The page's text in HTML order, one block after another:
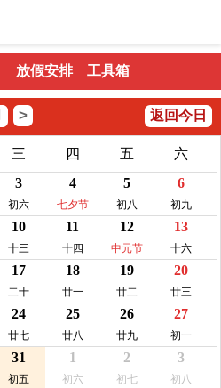
放假安排 工具箱
> 返回今日
三 四 五
六
3
初六
4
七夕节
5
初八
6
初九
10
十三
11
十四
12
中元节
13
十六
17
二十
18
廿一
19
廿二
20
廿三
24
廿七
25
廿八
26
廿九
27
初一
31
初五
1
初六
2
初七
3
初八